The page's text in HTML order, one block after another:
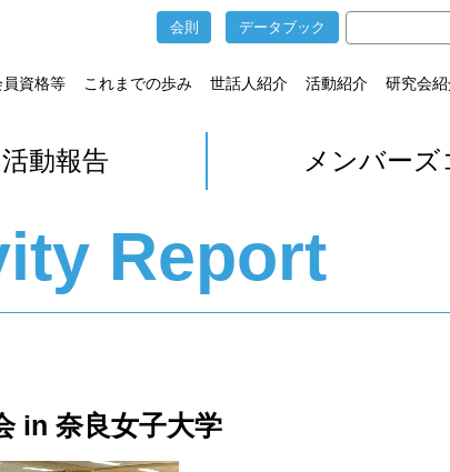
会則 データブック
員資格等 これまでの歩み 世話人紹介 活動紹介 研究会
活動報告 メンバーズ
Report
in 奈良女子大学